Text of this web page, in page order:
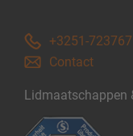
+3251-723767
Contact
Lidmaatschappen